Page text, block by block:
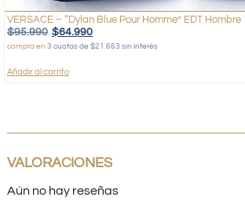
VERSACE – “Dylan Blue Pour Homme” EDT Hombre
$95.990 $64.990
compra en 3 cuotas de $21.663 sin interés
Añadir al carrito
VALORACIONES
Aún no hay reseñas